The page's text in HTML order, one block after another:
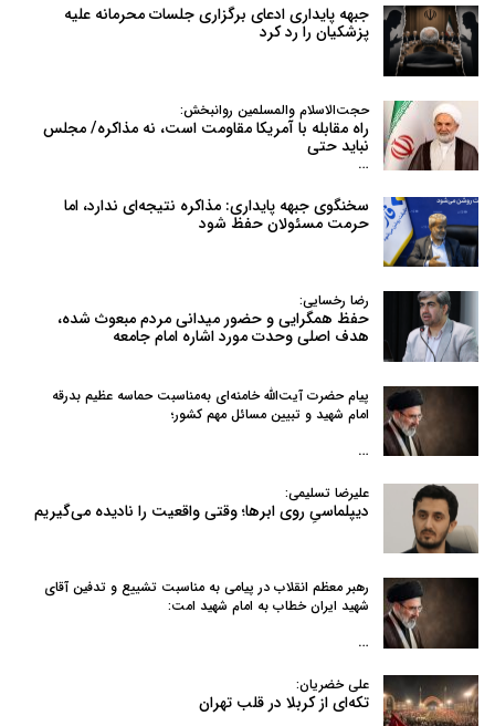
جبهه پایداری ادعای برگزاری جلسات محرمانه علیه
پزشکیان را رد کرد
حجت‌الاسلام والمسلمین روانبخش:
راه مقابله با آمریکا مقاومت است، نه مذاکره/ مجلس
نباید حتی
…
سخنگوی جبهه پایداری: مذاکره نتیجه‌ای ندارد، اما
حرمت مسئولان حفظ شود
رضا رخسایی:
حفظ همگرایی و حضور میدانی مردم مبعوث شده،
هدف اصلی وحدت مورد اشاره امام جامعه
پیام حضرت آیت‌الله خامنه‌ای به‌مناسبت حماسه عظیم بدرقه
امام شهید و تبیین مسائل مهم کشور؛
…
علیرضا تسلیمی:
دیپلماسیِ روی ابرها؛ وقتی واقعیت را نادیده می‌گیریم
رهبر معظم انقلاب در پیامی به‌ مناسبت تشییع و تدفین آقای
شهید ایران خطاب به امام شهید امت:
…
علی خضریان:
تکه‌ای از کربلا در قلب تهران